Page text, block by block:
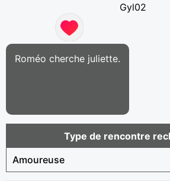
Gyl02
Roméo cherche juliette.
Type de rencontre
Amoureuse